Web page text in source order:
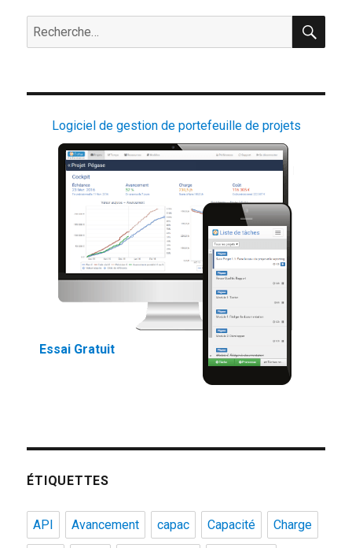
Recherche
pour :
Logiciel de gestion de portefeuille de projets
Essai Gratuit
ÉTIQUETTES
API Avancement capac Capacité Charge